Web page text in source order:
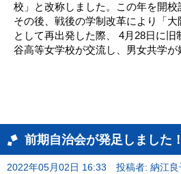
校」と改称しました。この年を開校
その後、戦後の学制改革により「大
として再出発した際、 4月28日に
谷高等女学校が交流し、男女共学が
前期自治会が発足しました！
2022年05月02日 16:33 投稿者: 納江良